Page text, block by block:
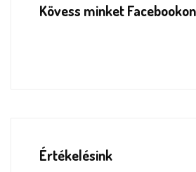
Kövess minket Facebookon
Értékelésink